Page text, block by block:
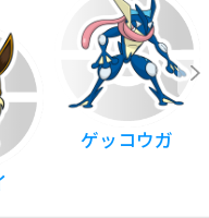
ゲッコウガ